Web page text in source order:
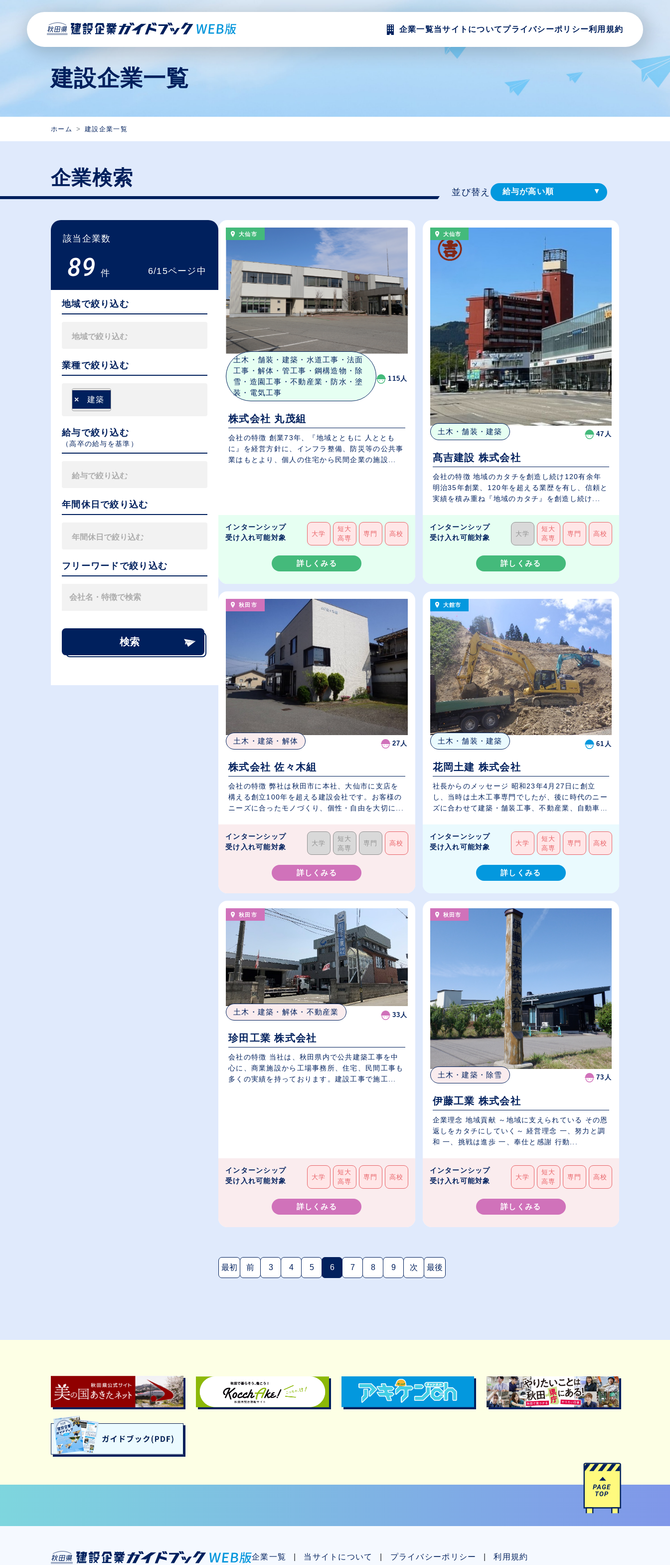
企業一覧当サイトについてプライバシーポリシー利用規約
建設企業一覧
ホーム 建設企業一覧
企業検索
該当企業数
89 件 6/15ページ中
地域で絞り込む
業種で絞り込む
× 建築
給与で絞り込む
（⾼卒の給与を基準）
年間休日で絞り込む
フリーワードで絞り込む
検索
並び替え 給与が高い順
従業員が多い順
休日数が多い順
大仙市
土木・舗装・建築・水道工事・法面
工事・解体・管工事・鋼構造物・除
雪・造園工事・不動産業・防水・塗
装・電気工事
115人
株式会社 丸茂組
会社の特徴 創業73年、『地域とともに 人ととも
に』を経営方針に、インフラ整備、防災等の公共事
業はもとより、個人の住宅から民間企業の施設...
インターンシップ
受け入れ可能対象
大学
短大
高専
専門 高校
詳しくみる
大仙市
土木・舗装・建築 47人
髙吉建設 株式会社
会社の特徴 地域のカタチを創造し続け120有余年
明治35年創業、120年を超える業歴を有し、信頼と
実績を積み重ね『地域のカタチ』を創造し続け...
インターンシップ
受け入れ可能対象
大学
短大
高専
専門 高校
詳しくみる
秋田市
土木・建築・解体 27人
株式会社 佐々木組
会社の特徴 弊社は秋田市に本社、大仙市に支店を
構える創立100年を超える建設会社です。お客様の
ニーズに合ったモノづくり、個性・自由を大切に...
インターンシップ
受け入れ可能対象
大学
短大
高専
専門 高校
詳しくみる
大館市
土木・舗装・建築 61人
花岡土建 株式会社
社長からのメッセージ 昭和23年4月27日に創立
し、当時は土木工事専門でしたが、後に時代のニー
ズに合わせて建築・舗装工事、不動産業、自動車
インターンシップ
受け入れ可能対象
大学
短大
高専
専門 高校
詳しくみる
秋田市
土木・建築・解体・不動産業 33人
珍田工業 株式会社
会社の特徴 当社は、秋田県内で公共建築工事を中
心に、商業施設から工場事務所、住宅、民間工事も
多くの実績を持っております。建設工事で施工...
インターンシップ
受け入れ可能対象
大学
短大
高専
専門 高校
詳しくみる
秋田市
土木・建築・除雪 73人
伊藤工業 株式会社
企業理念 地域貢献 ～地域に支えられている その恩
返しをカタチにしていく～ 経営理念 一、努力と調
和 一、挑戦は進歩 一、奉仕と感謝 行動...
インターンシップ
受け入れ可能対象
大学
短大
高専
専門 高校
詳しくみる
最初 前 3 4 5 6(現在のページ)
7 8 9 次 最後
企業一覧 当サイトについて プライバシーポリシー 利用規約